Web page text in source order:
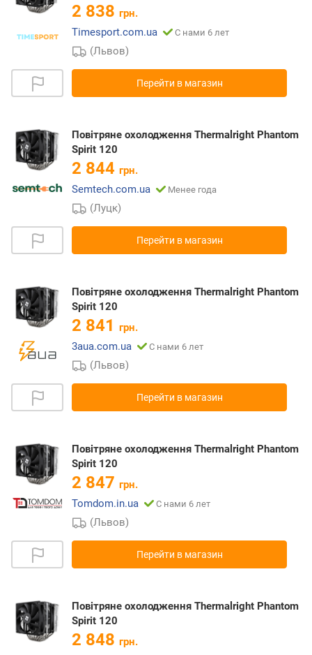
2 838 грн.
Timesport.com.ua
С нами 6 лет
(Львов)
Перейти в магазин
Повітряне охолодження Thermalright Phantom
Spirit 120
2 844 грн.
Semtech.com.ua
Менее года
(Луцк)
Перейти в магазин
Повітряне охолодження Thermalright Phantom
Spirit 120
2 841 грн.
3aua.com.ua
С нами 6 лет
(Львов)
Перейти в магазин
Повітряне охолодження Thermalright Phantom
Spirit 120
2 847 грн.
Tomdom.in.ua
С нами 6 лет
(Львов)
Перейти в магазин
Повітряне охолодження Thermalright Phantom
Spirit 120
2 848 грн.